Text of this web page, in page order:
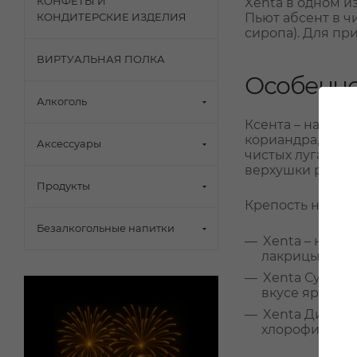
Пьют абсент в
сиропа). Для
Ксента –
кориандра, а
чистых лугах в
верхушки
Крепость
Xenta –
лакрицы.
Xenta
вкусе яркие
Xenta
хлорофилла).
КОНДИТЕРСКИЕ ИЗДЕЛИЯ
ВИРТУАЛЬНАЯ ПОЛКА
Алкоголь
Аксессуары
Продукты
Безалкогольные напитки